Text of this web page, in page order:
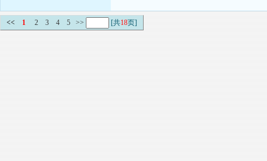
<< 1 2 3 4 5 >> [共18页]